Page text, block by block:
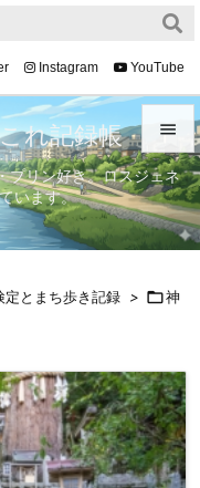


メニュ

サイド

次へ

検索
Instagram YouTube
れ記録帳
プリン好き。ロスジェネ
います。
定とまち歩き記録 > 神